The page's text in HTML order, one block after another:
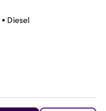
• Diesel